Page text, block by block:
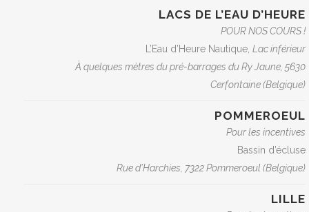
LACS DE L’EAU D’HEURE
POUR NOS COURS !
L’Eau d’Heure Nautique, Lac inférieur
À quelques mètres du pré-barrages du Ry Jaune, 5630
Cerfontaine (Belgique)
POMMEROEUL
Pour les incentives
Bassin d’écluse
Rue d’Harchies, 7322 Pommeroeul (Belgique)
LILLE